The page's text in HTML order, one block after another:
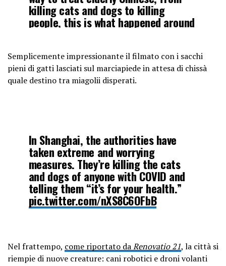
killing cats and dogs to killing
people, this is what happened around
— qwertyuiop (@RIGIINSIDE)April
14, 2022
Semplicemente impressionante il filmato con i sacchi
pieni di gatti lasciati sul marciapiede in attesa di chissà
quale destino tra miagolii disperati.
In Shanghai, the authorities have
taken extreme and worrying
measures. They’re killing the cats
and dogs of anyone with COVID and
telling them “it’s for your health.”
pic.twitter.com/nXS8C6OFbB
Nel frattempo, come riportato daRenovatio 21, la città si
riempie di nuove creature: cani robotici e droni volanti